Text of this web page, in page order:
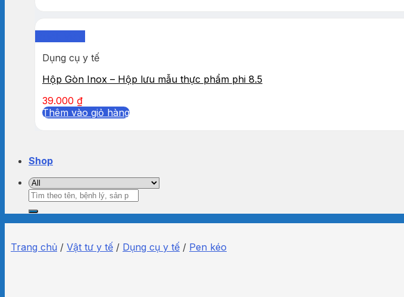
Dụng cụ y tế
Hộp Gòn Inox – Hộp lưu mẫu thực phẩm phi 8.5
39.000 ₫
Thêm vào giỏ hàng
Shop
Tìm
kiếm:
Trang chủ / Vật tư y tế / Dụng cụ y tế / Pen kéo